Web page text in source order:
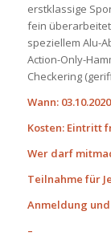
erstklassige
fein
speziellem Alu-
Action-Only-
Checkering
Wann:
Kosten: Eintritt
Wer darf
Teilnahme für
Anmeldung
–